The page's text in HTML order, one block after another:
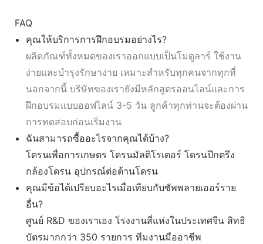
FAQ
คุณให้บริการการฝึกอบรมอย่างไร?
ผลิตภัณฑ์ทั้งหมดของเราออกแบบเป็นโมดูลาร์ ใช้งาน
ง่ายและบำรุงรักษาง่าย เหมาะสำหรับทุกคนจากทุกที่
นอกจากนี้ บริษัทของเรายังมีหลักสูตรออนไลน์และการ
ฝึกอบรมแบบออฟไลน์ 3-5 วัน ลูกค้าทุกท่านจะต้องผ่าน
การทดสอบก่อนเริ่มงาน
ฉันสามารถซื้ออะไรจากคุณได้บ้าง?
โดรนเพื่อการเกษตร โดรนมัลติโรเตอร์ โดรนปีกตรึง
กล้องโดรน อุปกรณ์ต่อต้านโดรน
คุณมีข้อได้เปรียบอะไรเมื่อเทียบกับซัพพลายเออร์ราย
อื่น?
ศูนย์ R&D ของเราเอง โรงงานสี่แห่งในประเทศจีน สิทธิ
บัตรมากกว่า 350 รายการ ทีมงานมืออาชีพ